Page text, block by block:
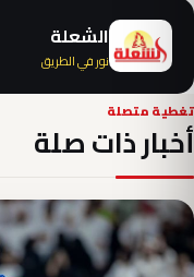
الشعلة
نور في الطريق
تغطية متصلة
أخبار ذات صلة